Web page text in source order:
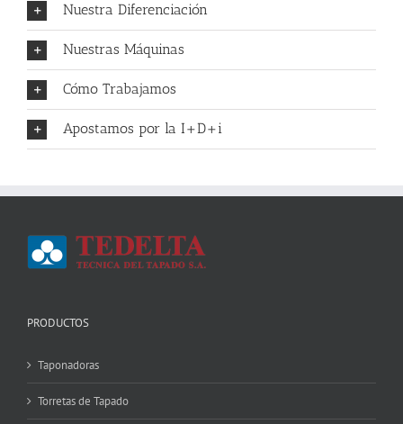
Nuestra Diferenciación
Nuestras Máquinas
Cómo Trabajamos
Apostamos por la I+D+i
PRODUCTOS
Taponadoras
Torretas de Tapado